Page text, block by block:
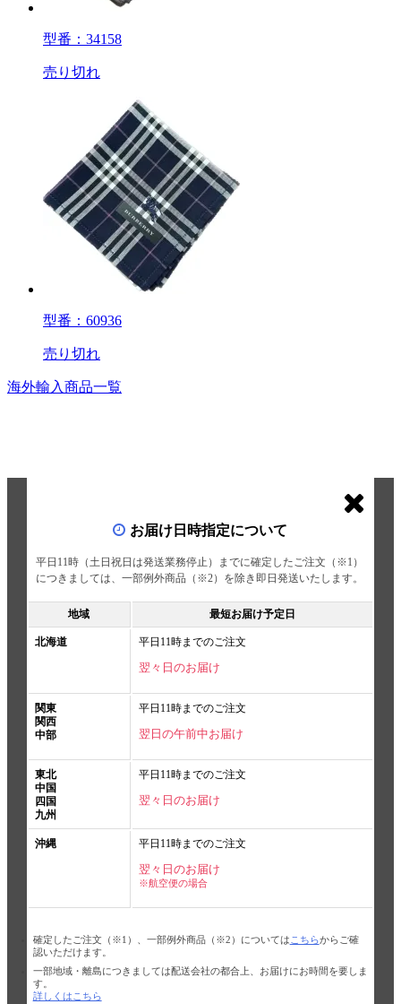
型番：34158
売り切れ
型番：60936
売り切れ
海外輸入商品一覧
お届け日時指定について
平日11時（土日祝日は発送業務停止）までに確定したご注文（※1）
につきましては、一部例外商品（※2）を除き即日発送いたします。
地域 最短お届け予定日
北海道 平日11時までのご注文
翌々日のお届け
関東
関西
中部
平日11時までのご注文
翌日の午前中お届け
東北
中国
四国
九州
平日11時までのご注文
翌々日のお届け
沖縄 平日11時までのご注文
翌々日のお届け
※航空便の場合
確定したご注文（※1）、一部例外商品（※2）については こちらからご確
認いただけます。
一部地域・離島につきましては配送会社の都合上、お届けにお時間を要しま
す。
詳しくはこちら